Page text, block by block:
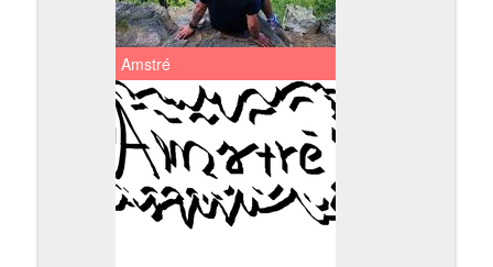
Amstré